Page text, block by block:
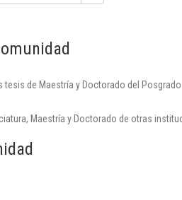
de Maestría y Doctorado del Posgrado
Maestría y Doctorado de otras